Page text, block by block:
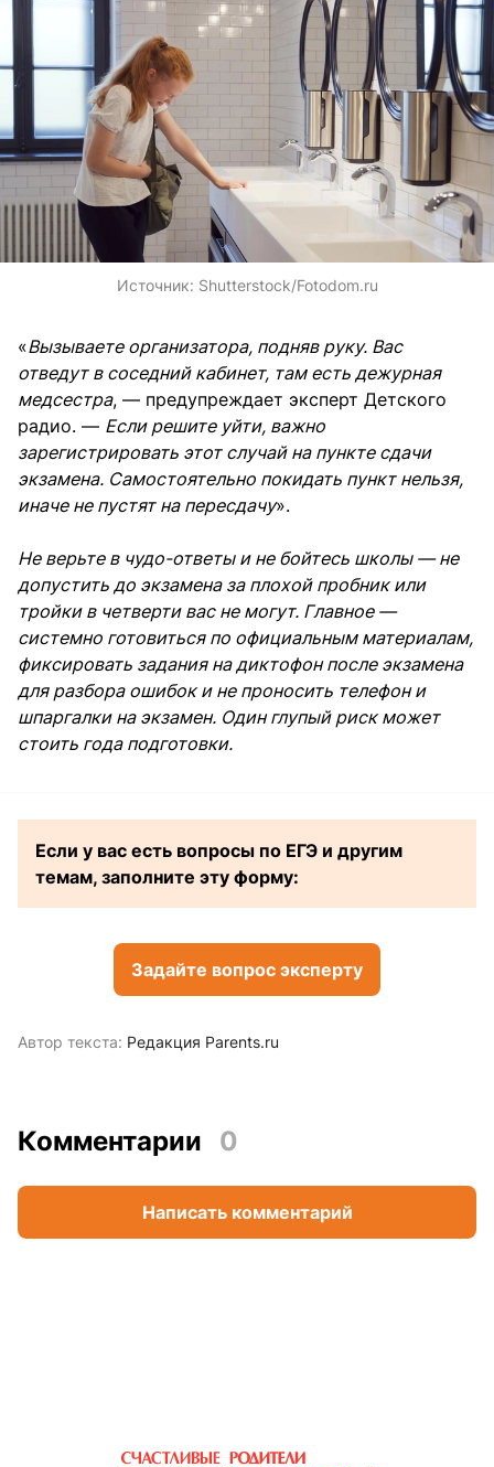
Источник: Shutterstock/Fotodom.ru
«Вызываете организатора, подняв руку. Вас
отведут в соседний кабинет, там есть дежурная
медсестра, — предупреждает эксперт Детского
радио. — Если решите уйти, важно
зарегистрировать этот случай на пункте сдачи
экзамена. Самостоятельно покидать пункт нельзя,
иначе не пустят на пересдачу».
Не верьте в чудо-ответы и не бойтесь школы — не
допустить до экзамена за плохой пробник или
тройки в четверти вас не могут. Главное —
системно готовиться по официальным материалам,
фиксировать задания на диктофон после экзамена
для разбора ошибок и не проносить телефон и
шпаргалки на экзамен. Один глупый риск может
стоить года подготовки.
Если у вас есть вопросы по ЕГЭ и другим
темам, заполните эту форму:
Задайте вопрос эксперту
Автор текста: Редакция Parents.ru
Комментарии 0
Написать комментарий